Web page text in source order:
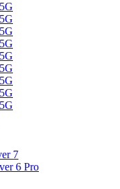
7
6 Pro